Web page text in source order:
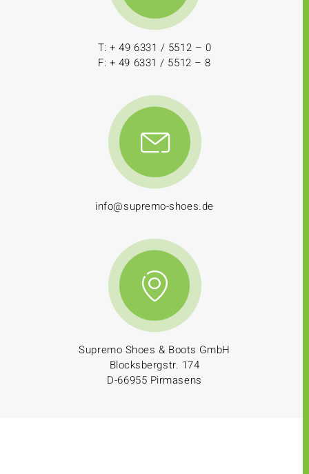
T: + 49 6331 / 5512 – 0
F: + 49 6331 / 5512 – 8
info@supremo-shoes.de
Supremo Shoes & Boots GmbH
Blocksbergstr. 174
D-66955 Pirmasens